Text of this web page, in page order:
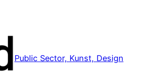
Public Sector, Kunst, Design